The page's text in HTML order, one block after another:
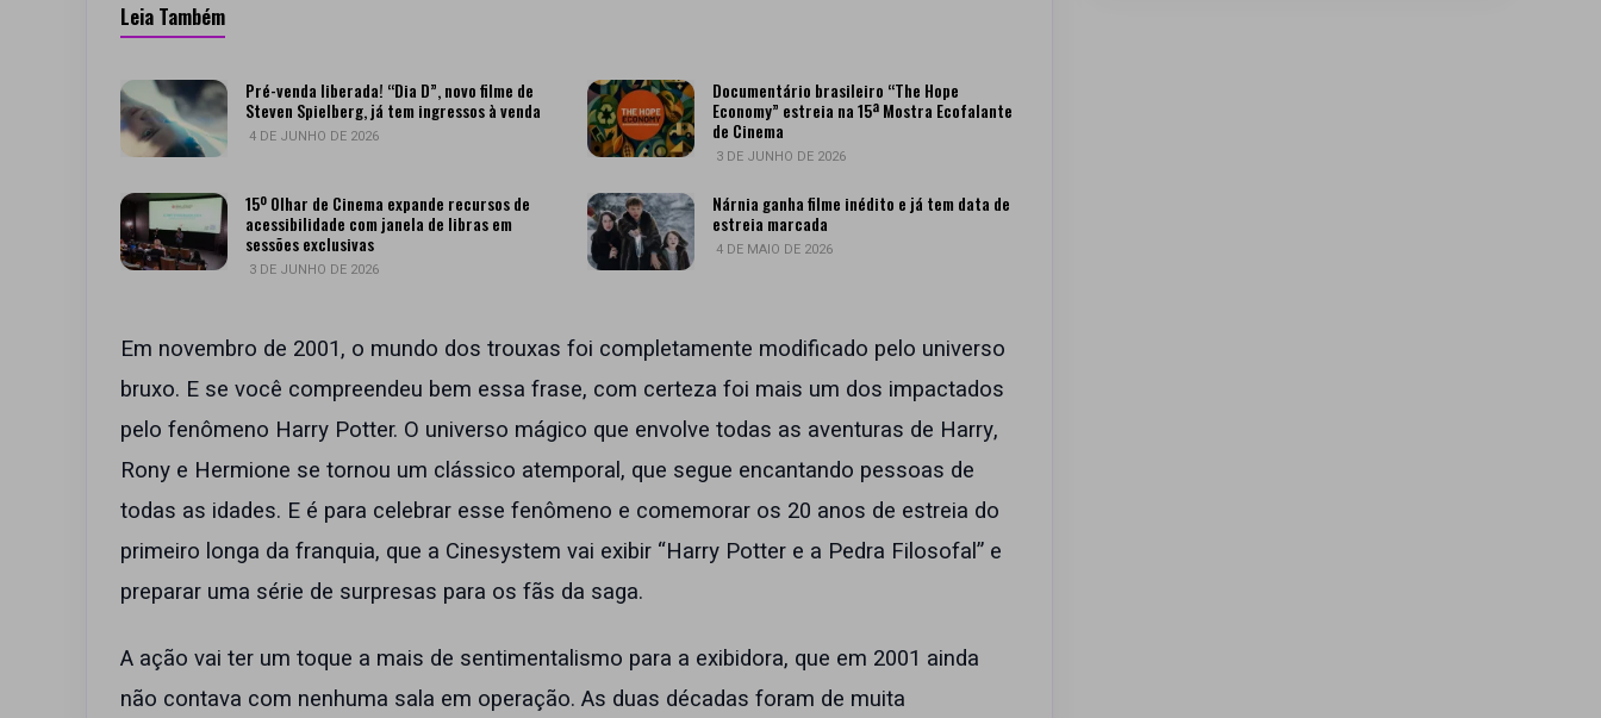
Leia Também
Pré-venda liberada! “Dia D”, novo filme de
Steven Spielberg, já tem ingressos à venda
4 DE JUNHO DE 2026
Documentário brasileiro “The Hope
Economy” estreia na 15ª Mostra Ecofalante
de Cinema
3 DE JUNHO DE 2026
15º Olhar de Cinema expande recursos de
acessibilidade com janela de libras em
sessões exclusivas
3 DE JUNHO DE 2026
Nárnia ganha filme inédito e já tem data de
estreia marcada
4 DE MAIO DE 2026
Em novembro de 2001, o mundo dos trouxas foi completamente modificado pelo universo
bruxo. E se você compreendeu bem essa frase, com certeza foi mais um dos impactados
pelo fenômeno Harry Potter. O universo mágico que envolve todas as aventuras de Harry,
Rony e Hermione se tornou um clássico atemporal, que segue encantando pessoas de
todas as idades. E é para celebrar esse fenômeno e comemorar os 20 anos de estreia do
primeiro longa da franquia, que a Cinesystem vai exibir “Harry Potter e a Pedra Filosofal” e
preparar uma série de surpresas para os fãs da saga.
A ação vai ter um toque a mais de sentimentalismo para a exibidora, que em 2001 ainda
não contava com nenhuma sala em operação. As duas décadas foram de muita